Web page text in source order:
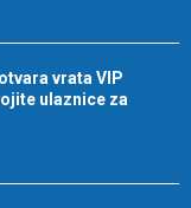
vrata VIP
ulaznice za